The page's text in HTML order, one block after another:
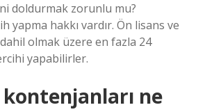
doldurmak zorunlu mu?
yapma hakkı vardır. Ön lisans ve
olmak üzere en fazla 24
yapabilirler.
kontenjanları ne